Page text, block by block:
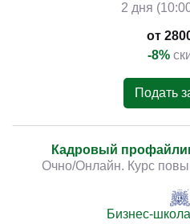
2 дня
от
-8%
Подать
Кадровый
Очно/Онлайн. Курс
Бизнес-